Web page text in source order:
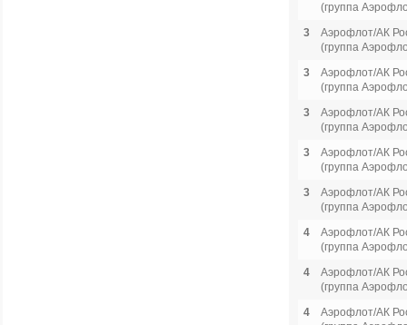
(группа
3
Аэрофлот/АК
(группа
3
Аэрофлот/АК
(группа
3
Аэрофлот/АК
(группа
3
Аэрофлот/АК
(группа
3
Аэрофлот/АК
(группа
4
Аэрофлот/АК
(группа
4
Аэрофлот/АК
(группа
4
Аэрофлот/АК